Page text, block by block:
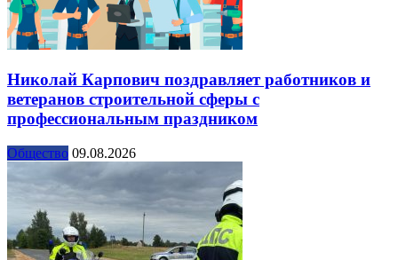
Николай Карпович поздравляет работников и
ветеранов строительной сферы с
профессиональным праздником
Общество 09.08.2026